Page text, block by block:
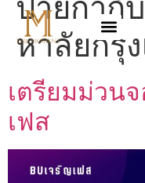
ป้ายกำกั
หาลัยกรุ
เตรียมม่วน
เฟส